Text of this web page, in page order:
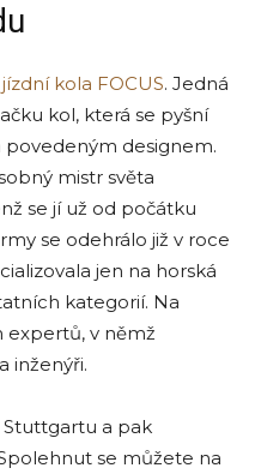
jízdní kola FOCUS. Jedná
kol, která se pyšní
designem.
mistr světa
se jí už od počátku
se odehrálo již v roce
jen na horská
kategorií. Na
expertů, v němž
inženýři.
Stuttgartu a pak
se můžete na